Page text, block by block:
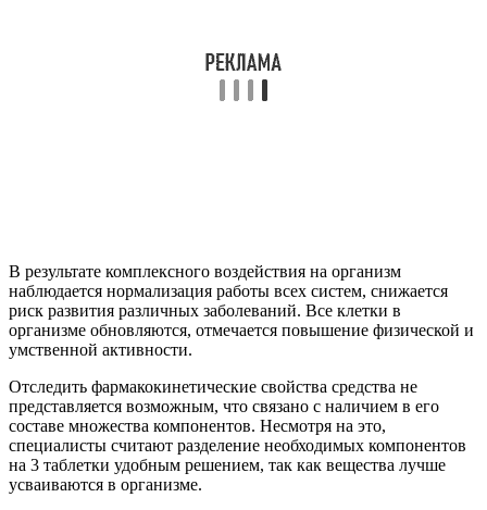
В результате комплексного воздействия на организм
наблюдается нормализация работы всех систем, снижается
риск развития различных заболеваний. Все клетки в
организме обновляются, отмечается повышение физической и
умственной активности.
Отследить фармакокинетические свойства средства не
представляется возможным, что связано с наличием в его
составе множества компонентов. Несмотря на это,
специалисты считают разделение необходимых компонентов
на 3 таблетки удобным решением, так как вещества лучше
усваиваются в организме.